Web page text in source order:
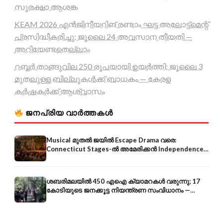
സുരക്ഷാ ആശങ്ക
KEAM 2026 എൻജിനീയറിങ് രണ്ടാം ഘട്ട അലോട്ട്മെന്റ്
പ്രസിദ്ധീകരിച്ചു; ജൂലൈ 24 അവസാന തീയതി —
അറിയേണ്ടതെല്ലാം
റബ്ബർ താങ്ങുവില 250 രൂപയായി ഉയർത്തി; ജൂലൈ 3
മുതലുള്ള ബില്ലുകൾക്ക് ബാധകം — കേരള
കർഷകർക്ക് ആശ്വാസം
ജനപ്രിയ വാർത്തകൾ
Musical മുതൽ ജയിൽ Escape Drama വരെ:
Connecticut Stages-ൽ അമേരിക്കൻ Independence-
ന്റെ 250-ആം വാർഷികം
ശബരിമലയിൽ 450 എഐ ക്യാമറകൾ വരുന്നു; 17
കോടിയുടെ ജനക്കൂട്ട നിയന്ത്രണ സംവിധാനം —
എരുമേലി മുതൽ പമ്പ വരെ